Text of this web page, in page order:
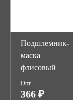
Подшлемник-
маска
флисовый
Опт
366 ₽